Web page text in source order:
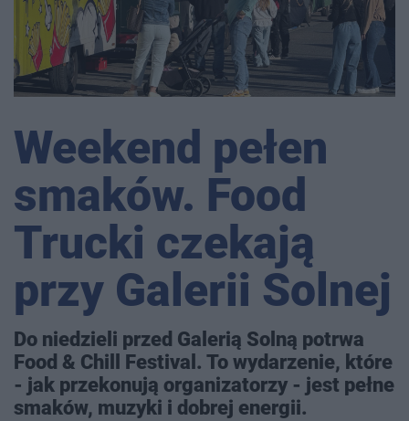
Weekend pełen
smaków. Food
Trucki czekają
przy Galerii Solnej
Do niedzieli przed Galerią Solną potrwa
Food & Chill Festival. To wydarzenie, które
- jak przekonują organizatorzy - jest pełne
smaków, muzyki i dobrej energii.